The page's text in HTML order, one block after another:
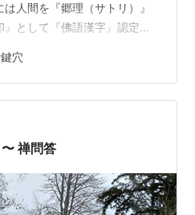
人間を『郷理（サトリ）』
として『佛語漢字』認定済
きが少し大袈裟になってしま
が、ある日『鍵穴』のように
の話。 私の老師に弟子にな
、禅の公案（禅問答）を念
ること）一筋になったが、
鍵穴
禅問答